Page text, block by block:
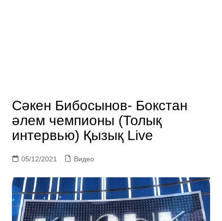
Сәкен Бибосынов- Бокстан
әлем чемпионы (Толық
интервью) Қызық Live
05/12/2021 Видео